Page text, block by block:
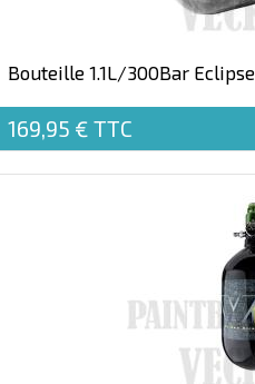
Bouteille 1.1L/300Bar Eclipse
169,95 € TTC